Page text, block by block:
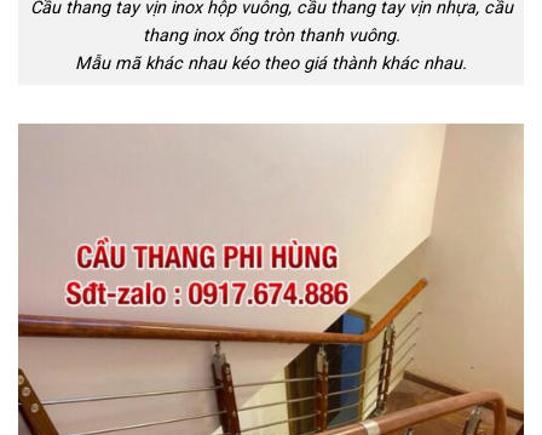
Cầu thang tay vịn inox hộp vuông, cầu thang tay vịn nhựa, cầu
thang inox ống tròn thanh vuông.
Mẫu mã khác nhau kéo theo giá thành khác nhau.